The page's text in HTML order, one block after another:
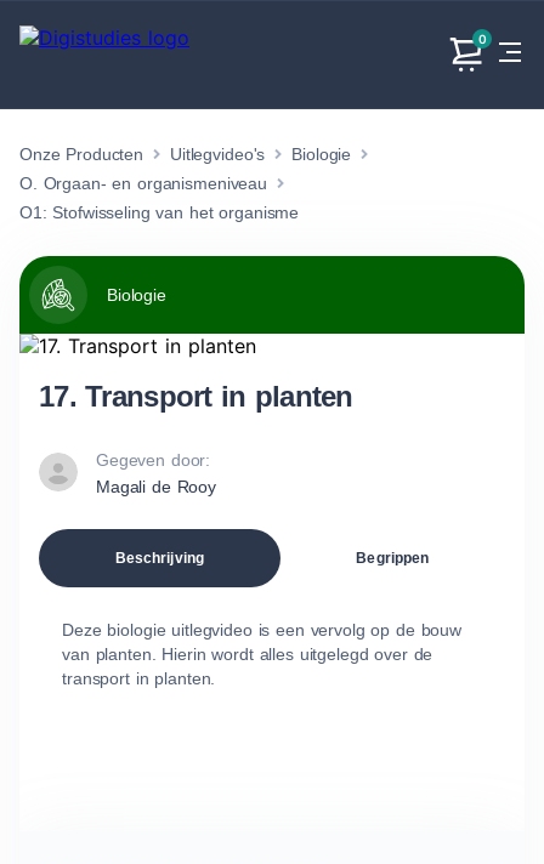
0
Exacte
vakken
Geen
Taalvakken
Geen
vakken.
Maatschappijvakken
Onze Producten Uitlegvideo's
Biologie
O. Orgaan- en organismeniveau
O1: Stofwisseling van het organisme
Biologie
17. Transport in planten
Gegeven door:
Magali de Rooy
Beschrijving Begrippen
Deze biologie uitlegvideo is een vervolg op de bouw
van planten. Hierin wordt alles uitgelegd over de
transport in planten.